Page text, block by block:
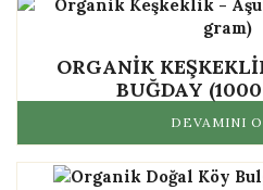
ORGANIK
BUĞDAY
DEVAMINI